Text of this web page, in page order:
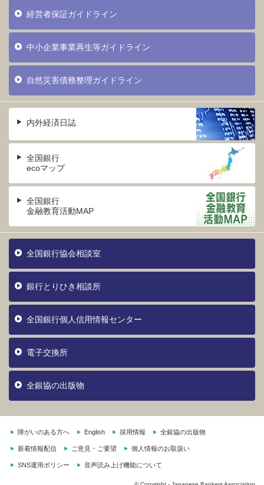
経営者保証ガイドライン
中小企業事業再生等ガイドライン
自然災害債務整理ガイドライン
内外経済日誌
全国銀行
ecoマップ
全国銀行
金融教育活動MAP
全国銀行協会相談室
銀行とりひき相談所
全国銀行個人信用情報センター
電子交換所
全銀協の出版物
障がいのある方へ English 採用情報 全銀協の出版物
新着情報配信 ご意見・ご要望 個人情報のお取扱い
SNS運用ポリシー 音声読み上げ機能について